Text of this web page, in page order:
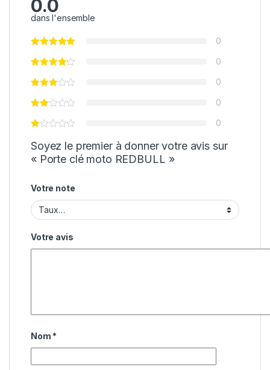
0.0
dans l'ensemble
0
0
0
0
0
Soyez le premier à donner votre avis sur
« Porte clé moto REDBULL »
Votre note
Votre avis
Nom *